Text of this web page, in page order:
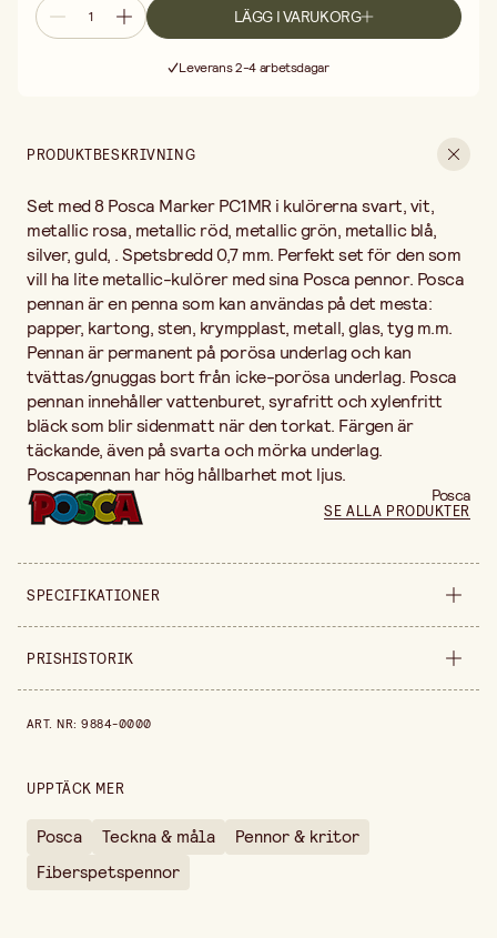
och mörka underlag. Poscapennan har hög hållbarhet mot ljus.
LÄGG I VARUKORG
Leverans 2-4 arbetsdagar
PRODUKTBESKRIVNING
Set med 8 Posca Marker PC1MR i kulörerna svart, vit,
metallic rosa, metallic röd, metallic grön, metallic blå,
silver, guld, . Spetsbredd 0,7 mm. Perfekt set för den som
vill ha lite metallic-kulörer med sina Posca pennor. Posca
pennan är en penna som kan användas på det mesta:
papper, kartong, sten, krympplast, metall, glas, tyg m.m.
Pennan är permanent på porösa underlag och kan
tvättas/gnuggas bort från icke-porösa underlag. Posca
pennan innehåller vattenburet, syrafritt och xylenfritt
bläck som blir sidenmatt när den torkat. Färgen är
täckande, även på svarta och mörka underlag.
Poscapennan har hög hållbarhet mot ljus.
Posca
SE ALLA PRODUKTER
SPECIFIKATIONER
Säljs i förpackning
Förpackningsmängd
PRISHISTORIK
ART. NR:9884-0000
UPPTÄCK MER
Posca Teckna & måla
Pennor & kritor
Fiberspetspennor